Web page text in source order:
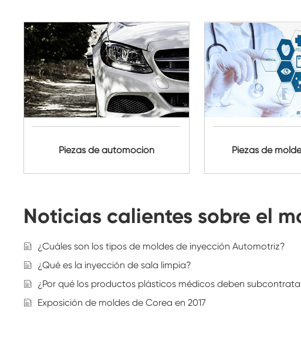
Piezas de automoción Piezas de
Noticias calientes sobre el
¿Cuáles son los tipos de moldes de inyección Automotriz?
¿Qué es la inyección de sala limpia?
¿Por qué los productos plásticos médicos deben
Exposición de moldes de Corea en 2017